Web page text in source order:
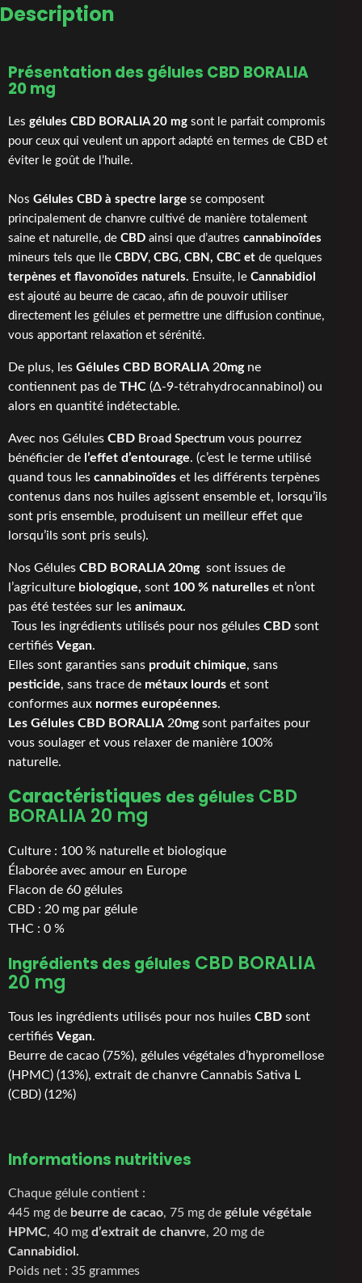
Description
Présentation des gélules CBD BORALIA
20 mg
Les gélules CBD BORALIA 20 mg sont le parfait compromis
pour ceux qui veulent un apport adapté en termes de CBD et
éviter le goût de l’huile.
Nos Gélules CBD à spectre large se composent
principalement de chanvre cultivé de manière totalement
saine et naturelle, de CBD ainsi que d’autres cannabinoïdes
mineurs tels que lle CBDV, CBG, CBN, CBC et de quelques
terpènes et flavonoïdes naturels. Ensuite, le Cannabidiol
est ajouté au beurre de cacao, afin de pouvoir utiliser
directement les gélules et permettre une diffusion continue,
vous apportant relaxation et sérénité.
De plus, les Gélules CBD BORALIA 20mgne
contiennent pas de THC (Δ-9-tétrahydrocannabinol) ou
alors en quantité indétectable.
Avec nos Gélules CBD Broad Spectrum vous pourrez
bénéficier de l’effet d’entourage. (c’est le terme utilisé
quand tous les cannabinoïdes et les différents terpènes
contenus dans nos huiles agissent ensemble et, lorsqu’ils
sont pris ensemble, produisent un meilleur effet que
lorsqu’ils sont pris seuls).
Nos Gélules CBD BORALIA 20mg sont issues de
l’agriculture biologique, sont 100 % naturelles et n’ont
pas été testées sur les animaux.
Tous les ingrédients utilisés pour nos gélules CBD sont
certifiés Vegan.
Elles sont garanties sans produit chimique, sans
pesticide, sans trace de métaux lourds et sont
conformes aux normes européennes.
Les Gélules CBD BORALIA 20mgsont parfaites pour
vous soulager et vous relaxer de manière 100%
naturelle.
Caractéristiques des gélules CBD
BORALIA 20 mg
Culture : 100 % naturelle et biologique
Élaborée avec amour en Europe
Flacon de 60 gélules
CBD : 20 mg par gélule
THC : 0 %
Ingrédients des gélules CBD BORALIA
20 mg
Tous les ingrédients utilisés pour nos huiles CBD sont
certifiés Vegan.
Beurre de cacao (75%), gélules végétales d’hypromellose
(HPMC) (13%), extrait de chanvre Cannabis Sativa L
(CBD) (12%)
Informations nutritives
Chaque gélule contient :
445 mg de beurre de cacao, 75 mg de gélule végétale
HPMC, 40 mg d’extrait de chanvre, 20 mg de
Cannabidiol.
Poids net : 35 grammes